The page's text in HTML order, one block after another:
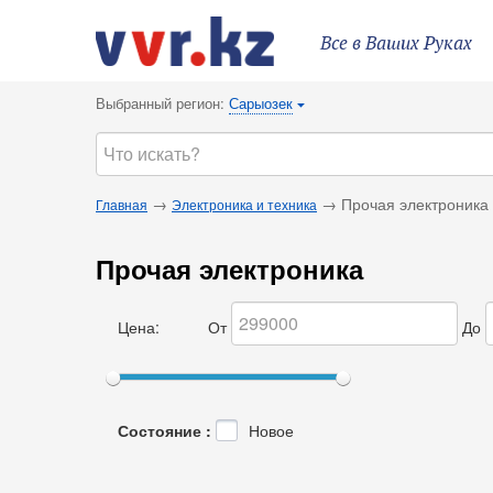
Все в Ваших Руках
Выбранный регион: Сарыозек {
Главная → Электроника и техника → Прочая электроника
Прочая электроника
Цена: От До
Состояние : Новое